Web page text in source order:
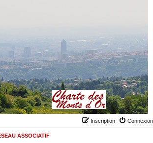
Connexion
Inscription
ASSOCIATIF